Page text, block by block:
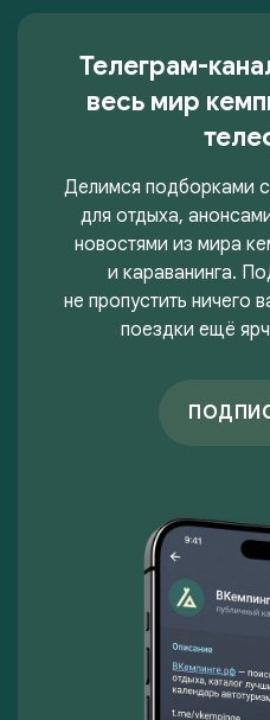
Телеграм-
весь мир
Делимся подборками
для отдыха,
новостями из мира
и караванинга.
не пропустить ничего
поездки ещё